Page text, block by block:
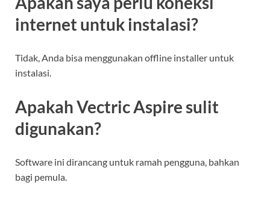
internet untuk instalasi?
Tidak, Anda bisa menggunakan offline installer untuk
instalasi.
Apakah Vectric Aspire sulit
digunakan?
Software ini dirancang untuk ramah pengguna, bahkan
bagi pemula.